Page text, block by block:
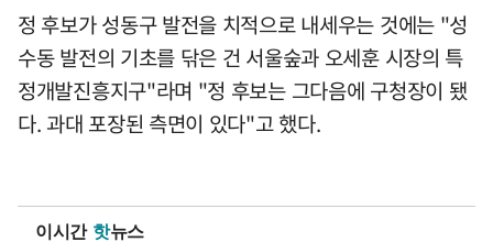
정 후보가 성동구 발전을 치적으로 내세우는 것에는 "성
수동 발전의 기초를 닦은 건 서울숲과 오세훈 시장의 특
정개발진흥지구"라며 "정 후보는 그다음에 구청장이 됐
다. 과대 포장된 측면이 있다"고 했다.
이시간 핫뉴스